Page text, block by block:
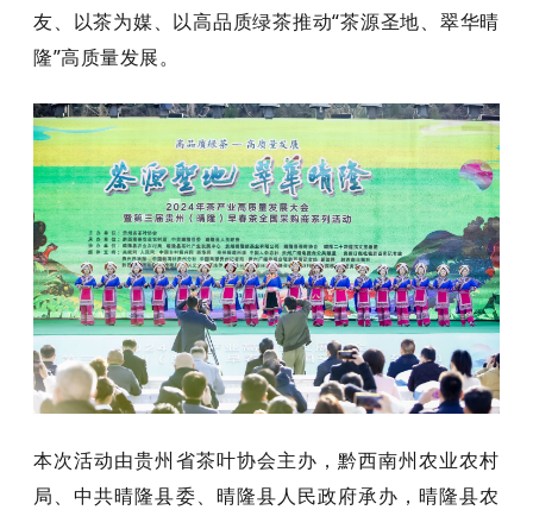
友、以茶为媒、以高品质绿茶推动“茶源圣地、翠华晴
隆”高质量发展。
本次活动由贵州省茶叶协会主办，黔西南州农业农村
局、中共晴隆县委、晴隆县人民政府承办，晴隆县农